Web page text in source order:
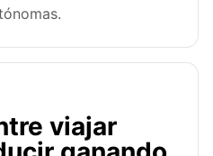
viajar